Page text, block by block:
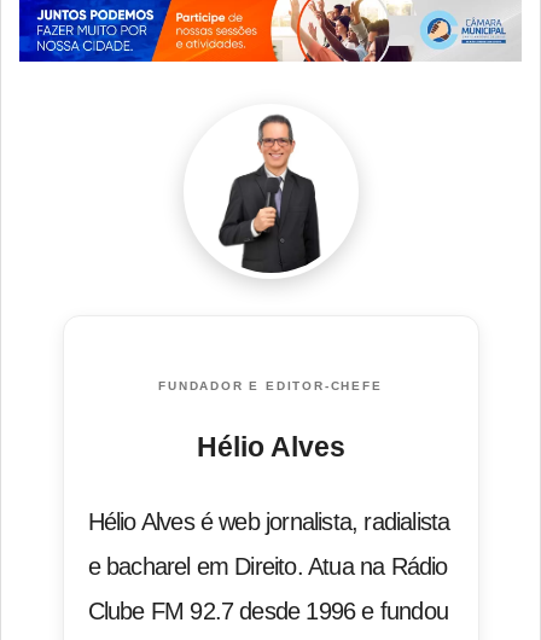
FUNDADOR E EDITOR-CHEFE
Hélio Alves
Hélio Alves é web jornalista, radialista
e bacharel em Direito. Atua na Rádio
Clube FM 92.7 desde 1996 e fundou